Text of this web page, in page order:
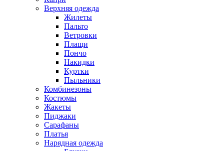
Верхняя одежда
Жилеты
Пальто
Ветровки
Плащи
Пончо
Накидки
Куртки
Пыльники
Комбинезоны
Костюмы
Жакеты
Пиджаки
Сарафаны
Платья
Нарядная одежда